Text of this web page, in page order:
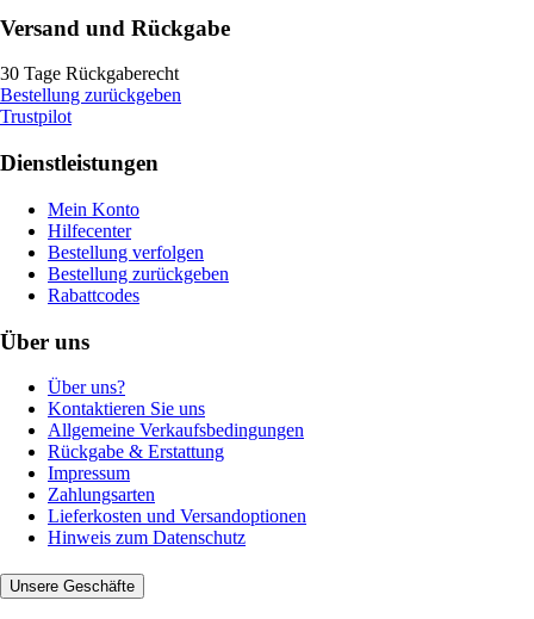
Versand und Rückgabe
30 Tage Rückgaberecht
Bestellung zurückgeben
Trustpilot
Dienstleistungen
Mein Konto
Hilfecenter
Bestellung verfolgen
Bestellung zurückgeben
Rabattcodes
Über uns
Über uns?
Kontaktieren Sie uns
Allgemeine Verkaufsbedingungen
Rückgabe & Erstattung
Impressum
Zahlungsarten
Lieferkosten und Versandoptionen
Hinweis zum Datenschutz
Unsere Geschäfte